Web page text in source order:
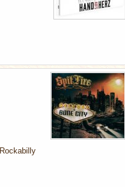
Rockabilly